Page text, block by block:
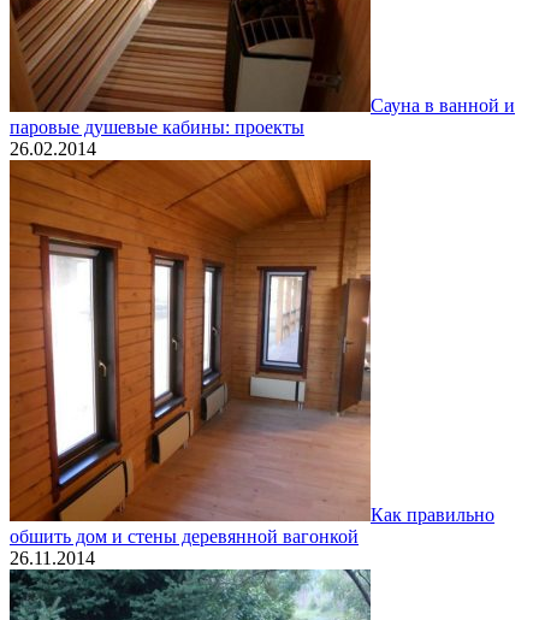
Сауна в ванной и
паровые душевые кабины: проекты
26.02.2014
Как правильно
обшить дом и стены деревянной вагонкой
26.11.2014